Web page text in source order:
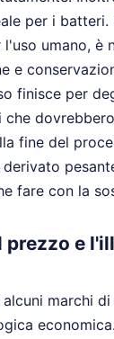
per i batteri.
umano, è
e
finisce per
che
fine del
fare con la
prezzo e
marchi